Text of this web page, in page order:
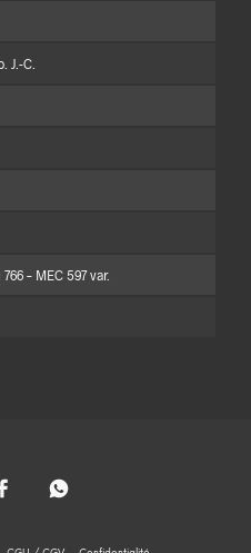
J.-C.
– MEC 597 var.